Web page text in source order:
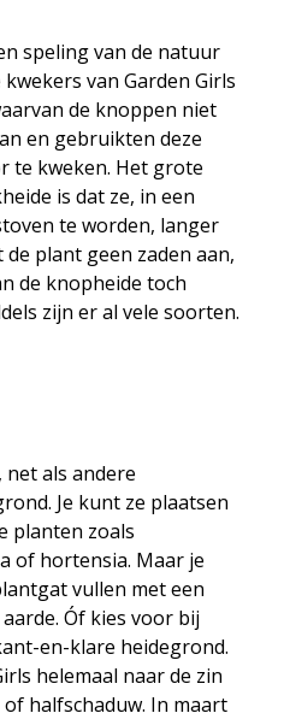
speling van de natuur
van Garden Girls
de knoppen niet
en gebruikten deze
te kweken. Het grote
is dat ze, in een
te worden, langer
plant geen zaden aan,
de knopheide toch
zijn er al vele soorten.
net als andere
Je kunt ze plaatsen
planten zoals
of hortensia. Maar je
vullen met een
Óf kies voor bij
en-klare heidegrond.
helemaal naar de zin
halfschaduw. In maart